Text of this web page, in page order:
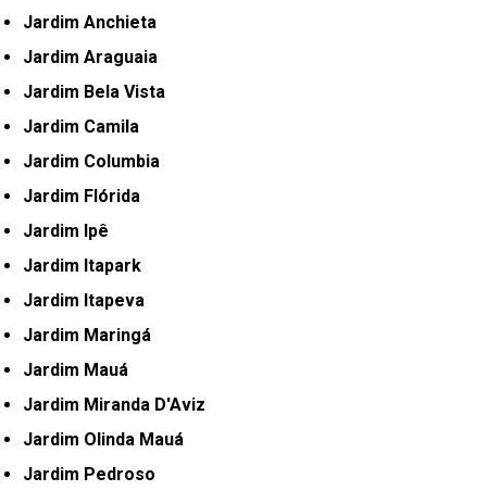
Jardim Anchieta
Jardim Araguaia
Jardim Bela Vista
Jardim Camila
Jardim Columbia
Jardim Flórida
Jardim Ipê
Jardim Itapark
Jardim Itapeva
Jardim Maringá
Jardim Mauá
Jardim Miranda D'Aviz
Jardim Olinda Mauá
Jardim Pedroso